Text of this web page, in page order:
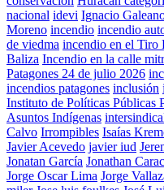
nacional idevi Ignacio
Moreno incendio incendio
de viedma incendio en el Tiro
Baliza Incendio en la calle
Patagones 24 de julio 2026
incendios patagones inclusión
Instituto de Políticas Públicas
Asuntos Indígenas
Calvo Irrompibles Isaías
Javier Acevedo javier iud
Jonatan García Jonathan
Jorge Oscar Lima Jorge